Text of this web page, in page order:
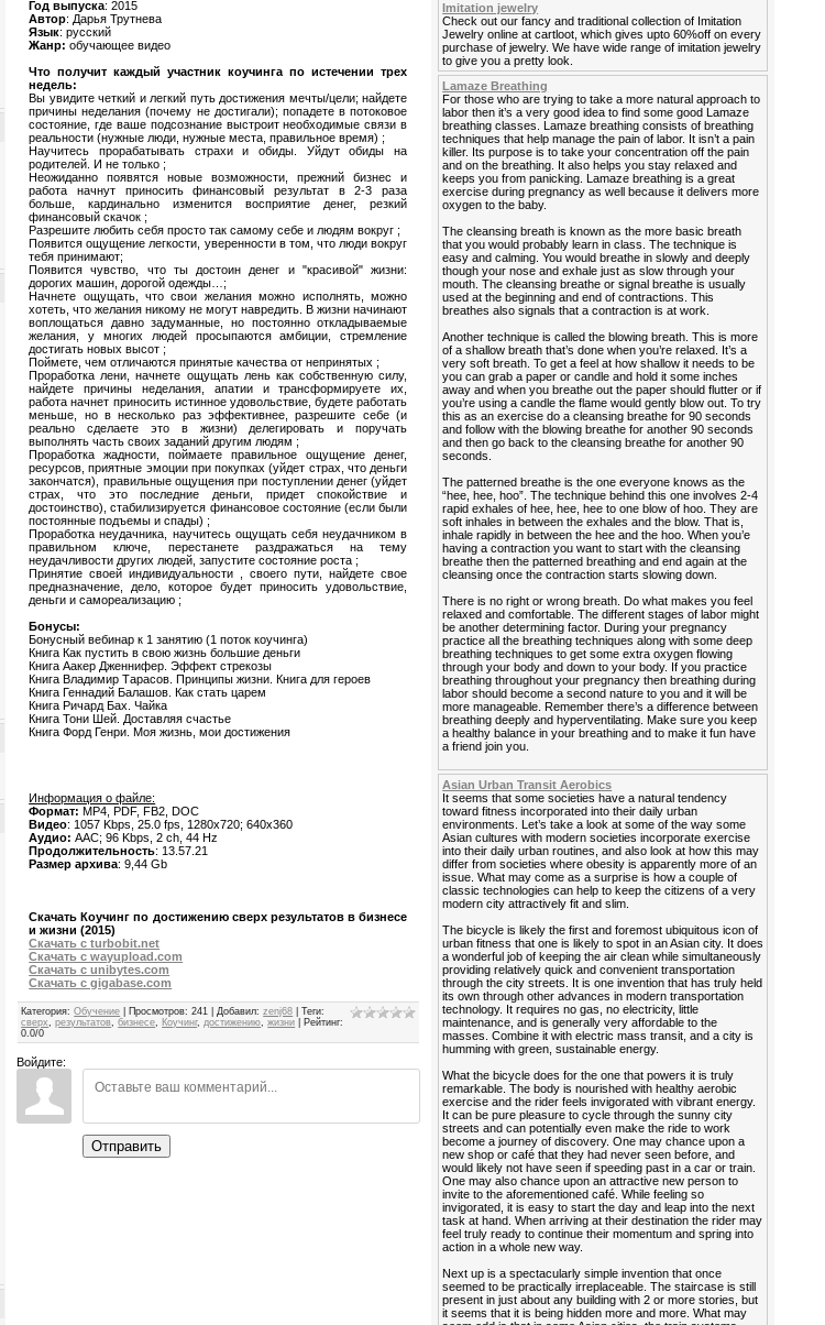
Год выпуска: 2015
Автор: Дарья Трутнева
Язык: русский
Жанр: обучающее видео
Что получит каждый участник коучинга по истечении трех
недель:
Вы увидите четкий и легкий путь достижения мечты/цели; найдете
причины неделания (почему не достигали); попадете в потоковое
состояние, где ваше подсознание выстроит необходимые связи в
реальности (нужные люди, нужные места, правильное время) ;
Научитесь прорабатывать страхи и обиды. Уйдут обиды на
родителей. И не только ;
Неожиданно появятся новые возможности, прежний бизнес и
работа начнут приносить финансовый результат в 2-3 раза
больше, кардинально изменится восприятие денег, резкий
финансовый скачок ;
Разрешите любить себя просто так самому себе и людям вокруг ;
Появится ощущение легкости, уверенности в том, что люди вокруг
тебя принимают;
Появится чувство, что ты достоин денег и "красивой" жизни:
дорогих машин, дорогой одежды…;
Начнете ощущать, что свои желания можно исполнять, можно
хотеть, что желания никому не могут навредить. В жизни начинают
воплощаться давно задуманные, но постоянно откладываемые
желания, у многих людей просыпаются амбиции, стремление
достигать новых высот ;
Поймете, чем отличаются принятые качества от непринятых ;
Проработка лени, начнете ощущать лень как собственную силу,
найдете причины неделания, апатии и трансформируете их,
работа начнет приносить истинное удовольствие, будете работать
меньше, но в несколько раз эффективнее, разрешите себе (и
реально сделаете это в жизни) делегировать и поручать
выполнять часть своих заданий другим людям ;
Проработка жадности, поймаете правильное ощущение денег,
ресурсов, приятные эмоции при покупках (уйдет страх, что деньги
закончатся), правильные ощущения при поступлении денег (уйдет
страх, что это последние деньги, придет спокойствие и
достоинство), стабилизируется финансовое состояние (если были
постоянные подъемы и спады) ;
Проработка неудачника, научитесь ощущать себя неудачником в
правильном ключе, перестанете раздражаться на тему
неудачливости других людей, запустите состояние роста ;
Принятие своей индивидуальности , своего пути, найдете свое
предназначение, дело, которое будет приносить удовольствие,
деньги и самореализацию ;
Бонусы:
Бонусный вебинар к 1 занятию (1 поток коучинга)
Книга Как пустить в свою жизнь большие деньги
Книга Аакер Дженнифер. Эффект стрекозы
Книга Владимир Тарасов. Принципы жизни. Книга для героев
Книга Геннадий Балашов. Как стать царем
Книга Ричард Бах. Чайка
Книга Тони Шей. Доставляя счастье
Книга Форд Генри. Моя жизнь, мои достижения
Информация о файле:
Формат: MP4, PDF, FB2, DOC
Видео: 1057 Kbps, 25.0 fps, 1280x720; 640x360
Аудио: AAC; 96 Kbps, 2 ch, 44 Hz
Продолжительность: 13.57.21
Размер архива: 9,44 Gb
Скачать Коучинг по достижению сверх результатов в бизнесе
и жизни (2015)
Скачать с turbobit.net
Скачать с wayupload.com
Скачать с unibytes.com
Скачать с gigabase.com
Категория: Обучение Просмотров: 241 Добавил: zenj68 |Теги:
сверх
,результатов ,бизнесе Коучинг, достижению ,жизни Рейтинг:
0.0/0
Войдите:
Отправить
Imitation jewelry
Check out our fancy and traditional collection of Imitation
Jewelry online at cartloot, which gives upto 60%off on every
purchase of jewelry. We have wide range of imitation jewelry
to give you a pretty look.
Lamaze Breathing
For those who are trying to take a more natural approach to
labor then it’s a very good idea to find some good Lamaze
breathing classes. Lamaze breathing consists of breathing
techniques that help manage the pain of labor. It isn’t a pain
killer. Its purpose is to take your concentration off the pain
and on the breathing. It also helps you stay relaxed and
keeps you from panicking. Lamaze breathing is a great
exercise during pregnancy as well because it delivers more
oxygen to the baby.
The cleansing breath is known as the more basic breath
that you would probably learn in class. The technique is
easy and calming. You would breathe in slowly and deeply
though your nose and exhale just as slow through your
mouth. The cleansing breathe or signal breathe is usually
used at the beginning and end of contractions. This
breathes also signals that a contraction is at work.
Another technique is called the blowing breath. This is more
of a shallow breath that’s done when you’re relaxed. It’s a
very soft breath. To get a feel at how shallow it needs to be
you can grab a paper or candle and hold it some inches
away and when you breathe out the paper should flutter or if
you’re using a candle the flame would gently blow out. To try
this as an exercise do a cleansing breathe for 90 seconds
and follow with the blowing breathe for another 90 seconds
and then go back to the cleansing breathe for another 90
seconds.
The patterned breathe is the one everyone knows as the
“hee, hee, hoo”. The technique behind this one involves 2-4
rapid exhales of hee, hee, hee to one blow of hoo. They are
soft inhales in between the exhales and the blow. That is,
inhale rapidly in between the hee and the hoo. When you’e
having a contraction you want to start with the cleansing
breathe then the patterned breathing and end again at the
cleansing once the contraction starts slowing down.
There is no right or wrong breath. Do what makes you feel
relaxed and comfortable. The different stages of labor might
be another determining factor. During your pregnancy
practice all the breathing techniques along with some deep
breathing techniques to get some extra oxygen flowing
through your body and down to your body. If you practice
breathing throughout your pregnancy then breathing during
labor should become a second nature to you and it will be
more manageable. Remember there’s a difference between
breathing deeply and hyperventilating. Make sure you keep
a healthy balance in your breathing and to make it fun have
a friend join you.
Asian Urban Transit Aerobics
It seems that some societies have a natural tendency
toward fitness incorporated into their daily urban
environments. Let’s take a look at some of the way some
Asian cultures with modern societies incorporate exercise
into their daily urban routines, and also look at how this may
differ from societies where obesity is apparently more of an
issue. What may come as a surprise is how a couple of
classic technologies can help to keep the citizens of a very
modern city attractively fit and slim.
The bicycle is likely the first and foremost ubiquitous icon of
urban fitness that one is likely to spot in an Asian city. It does
a wonderful job of keeping the air clean while simultaneously
providing relatively quick and convenient transportation
through the city streets. It is one invention that has truly held
its own through other advances in modern transportation
technology. It requires no gas, no electricity, little
maintenance, and is generally very affordable to the
masses. Combine it with electric mass transit, and a city is
humming with green, sustainable energy.
What the bicycle does for the one that powers it is truly
remarkable. The body is nourished with healthy aerobic
exercise and the rider feels invigorated with vibrant energy.
It can be pure pleasure to cycle through the sunny city
streets and can potentially even make the ride to work
become a journey of discovery. One may chance upon a
new shop or café that they had never seen before, and
would likely not have seen if speeding past in a car or train.
One may also chance upon an attractive new person to
invite to the aforementioned café. While feeling so
invigorated, it is easy to start the day and leap into the next
task at hand. When arriving at their destination the rider may
feel truly ready to continue their momentum and spring into
action in a whole new way.
Next up is a spectacularly simple invention that once
seemed to be practically irreplaceable. The staircase is still
present in just about any building with 2 or more stories, but
it seems that it is being hidden more and more. What may